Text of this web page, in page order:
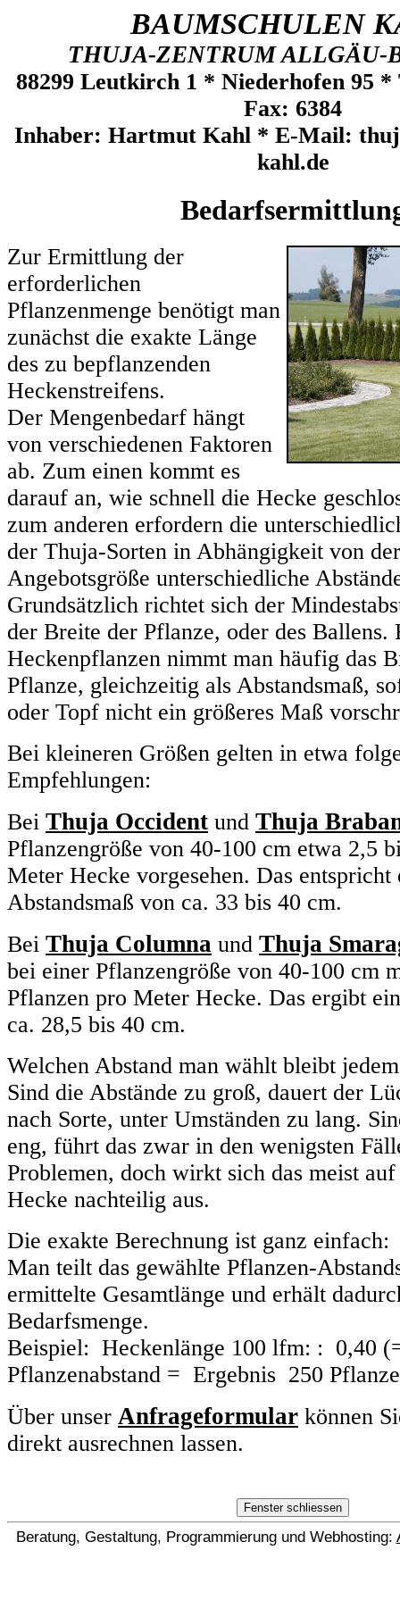
BAUMSCHULEN
THUJA-ZENTRUM ALLGÄU-
88299 Leutkirch 1 * Niederhofen 95 *
Fax: 6384
Inhaber: Hartmut Kahl * E-Mail:
kahl.de
Zur Ermittlung der
erforderlichen
Pflanzenmenge benötigt man
zunächst die exakte Länge
des zu bepflanzenden
Heckenstreifens.
Der Mengenbedarf hängt
von verschiedenen Faktoren
ab. Zum einen kommt es
darauf an, wie schnell die Hecke
zum anderen erfordern die
der Thuja-Sorten in Abhängigkeit von
Angebotsgröße unterschiedliche
Grundsätzlich richtet sich der
der Breite der Pflanze, oder des Ballens.
Heckenpflanzen nimmt man häufig das
Pflanze, gleichzeitig als Abstandsmaß,
oder Topf nicht ein größeres Maß
Bei kleineren Größen gelten in etwa
Empfehlungen:
Bei Thuja Occident und Thuja
Pflanzengröße von 40-100 cm etwa 2,5
Meter Hecke vorgesehen. Das entspricht
Abstandsmaß von ca. 33 bis 40 cm.
Bei Thuja Columna und Thuja
bei einer Pflanzengröße von 40-100 cm
Pflanzen pro Meter Hecke. Das ergibt
ca. 28,5 bis 40 cm.
Welchen Abstand man wählt bleibt
Sind die Abstände zu groß, dauert der
nach Sorte, unter Umständen zu lang.
eng, führt das zwar in den wenigsten
Problemen, doch wirkt sich das meist
Hecke nachteilig aus.
Die exakte Berechnung ist ganz einfach:
Man teilt das gewählte Pflanzen-
ermittelte Gesamtlänge und erhält
Bedarfsmenge.
Beispiel: Heckenlänge 100 lfm: : 0,40
Pflanzenabstand = Ergebnis 250
Über unser Anfrageformular können
direkt ausrechnen lassen.
Beratung, Gestaltung, Programmierung und Webhosting: